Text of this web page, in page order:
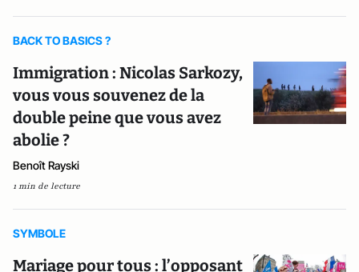
BACK TO BASICS ?
Immigration : Nicolas Sarkozy,
vous vous souvenez de la
double peine que vous avez
abolie ?
Benoît Rayski
1 min de lecture
SYMBOLE
Mariage pour tous : l’opposant